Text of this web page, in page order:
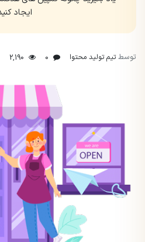
ایجاد
توسطتیم تولید محتوا 0
2,190